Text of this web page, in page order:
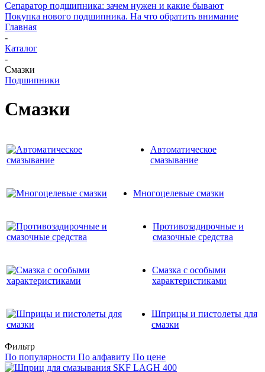
Сепаратор подшипника: зачем нужен и какие бывают
Покупка нового подшипника. На что обратить внимание
Главная
-
Каталог
-
Смазки
Подшипники
Смазки
Автоматическое
смазывание
Многоцелевые смазки
Противозадирочные и
смазочные средства
Смазка с особыми
характеристиками
Шприцы и пистолеты для
смазки
Фильтр
По популярности По алфавиту По цене